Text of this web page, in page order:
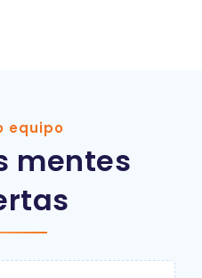
equipo
mentes